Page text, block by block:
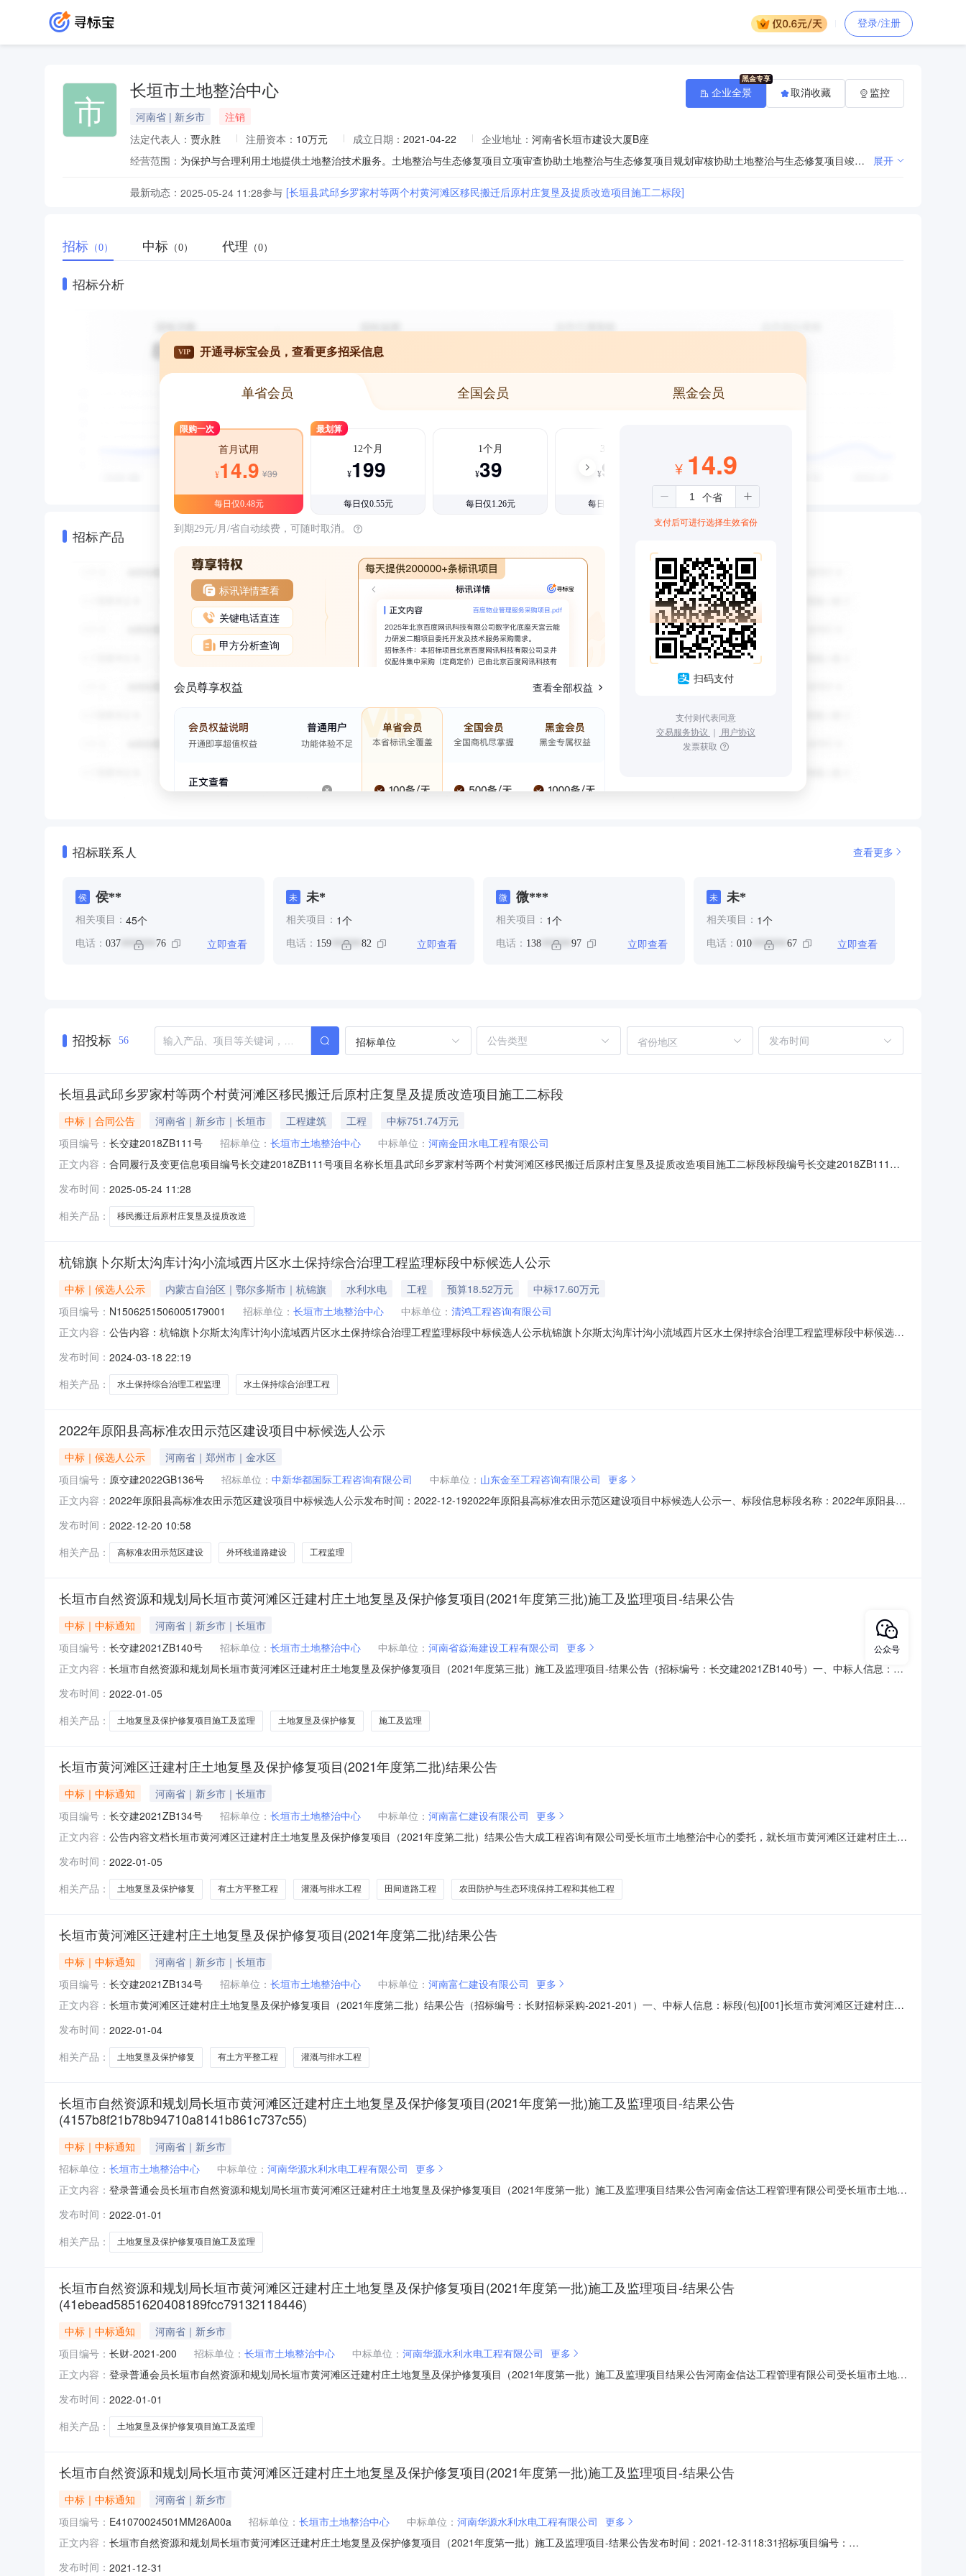
登录/注册
市 长垣市土地整治中心
河南省 | 新乡市
注销
法定代表人： 贾永胜 注册资本： 10万元 成立日期： 2021-04-22 企业地址： 河南省长垣市建设大厦B座
经营范围：
为保护与合理利用土地提供土地整治技术服务。土地整治与生态修复项目立项审查协助土地整治与生态修复项目规划审核协助土地整治与生态修复项目竣工验收土地整治节余指标登记统计土地整治项目专项资金管理与使用 展开
最新动态： 2025-05-24 11:28参与 [长垣县武邱乡罗家村等两个村黄河滩区移民搬迁后原村庄复垦及提质改造项目施工二标段]
企业全景 取消收藏 监控
招标 （0） 中标 （0） 代理 （0）
招标分析
招标产品
VIP 开通寻标宝会员，查看更多招采信息
单省会员 全国会员 黑金会员
限购一次
首月试用
¥14.9 ¥39
每日仅0.48元
最划算
12个月
¥199
每日仅0.55元
1个月
¥39
每日仅1.26元
3个月
¥99
每日仅1.08元
到期29元/月/省自动续费，可随时取消。
标讯详情查看
关键电话直连
甲方分析查询
会员尊享权益 查看全部权益
¥ 14.9
支付后可进行选择生效省份
扫码支付
支付则代表同意
交易服务协议 ｜ 用户协议
发票获取
招标联系人 查看更多
侯 侯**
相关项目： 45个
电话： 037 ******* 76 立即查看
未 未*
相关项目： 1个
电话： 159****** 82 立即查看
微 微***
相关项目： 1个
电话： 138 ****** 97 立即查看
未 未*
相关项目： 1个
电话： 010******* 67 立即查看
招投标 56 招标单位 省份地区
长垣县武邱乡罗家村等两个村黄河滩区移民搬迁后原村庄复垦及提质改造项目施工二标段
中标｜合同公告 河南省｜新乡市｜长垣市 工程建筑 工程
中标751.74万元
项目编号： 长交建2018ZB111号 招标单位： 长垣市土地整治中心 中标单位： 河南金田水电工程有限公司
正文内容： 合同履行及变更信息项目编号长交建2018ZB111号项目名称长垣县武邱乡罗家村等两个村黄河滩区移民搬迁后原村庄复垦及提质改造项目施工二标段标段编号长交建2018ZB111号
（元）7517431合同结算金额（元）7517431合同工期（天）*120实际工期（天）*120合同完成时间（天）*2019-05-2007:58:45项目验收时间*2019-06-300
发布时间： 2025-05-24 11:28
相关产品：
移民搬迁后原村庄复垦及提质改造
杭锦旗卜尔斯太沟库计沟小流域西片区水土保持综合治理工程监理标段中标候选人公示
中标｜候选人公示 内蒙古自治区｜鄂尔多斯市｜杭锦旗 水利水电 工程 预算18.52万元
中标17.60万元
项目编号： N1506251506005179001 招标单位： 长垣市土地整治中心 中标单位： 清鸿工程咨询有限公司
正文内容： 公告内容：杭锦旗卜尔斯太沟库计沟小流域西片区水土保持综合治理工程监理标段中标候选人公示杭锦旗卜尔斯太沟库计沟小流域西片区水土保持综合治理工程监理标段中标候选人
区水土保持综合治理工程招标项目编号N1506251506005179001标段（包）名称监理标段标段（包）编号N1506251506005179001002开标时间2024年03月14日09时00分开标地
发布时间： 2024-03-18 22:19
相关产品：
水土保持综合治理工程监理 水土保持综合治理工程
2022年原阳县高标准农田示范区建设项目中标候选人公示
中标｜候选人公示
河南省｜郑州市｜金水区
项目编号： 原交建2022GB136号 招标单位： 中新华都国际工程咨询有限公司 中标单位： 山东金至工程咨询有限公司 更多
正文内容： 2022年原阳县高标准农田示范区建设项目中标候选人公示发布时间：2022-12-192022年原阳县高标准农田示范区建设项目中标候选人公示一、标段信息标段名称：2022年原阳县高
名第二名第三名投标人名称中新华都国际工程咨询有限公司河南省立源工程管理有限公司中韵天隆工程集团有限公司投标报价/投标费率施工竣工结算价款的1.09%施工竣工结算价款
的1.
发布时间： 2022-12-20 10:58
相关产品：
高标准农田示范区建设 外环线道路建设 工程监理
长垣市自然资源和规划局长垣市黄河滩区迁建村庄土地复垦及保护修复项目(2021年度第三批)施工及监理项目-结果公告
中标｜中标通知
河南省｜新乡市｜长垣市
项目编号： 长交建2021ZB140号 招标单位： 长垣市土地整治中心 中标单位： 河南省焱海建设工程有限公司 更多
正文内容： 长垣市自然资源和规划局长垣市黄河滩区迁建村庄土地复垦及保护修复项目（2021年度第三批）施工及监理项目-结果公告（招标编号：长交建2021ZB140号）一、中标人信息：标
人：正昊能源设备防护安装工程有限公司中标价格：834.168003万元标段(包)[003]三标段：武丘乡项目区马寨村项目施工:中标人：河南国勋建设有限公司中标价格：4
发布时间： 2022-01-05
相关产品：
土地复垦及保护修复项目施工及监理 土地复垦及保护修复 施工及监理
长垣市黄河滩区迁建村庄土地复垦及保护修复项目(2021年度第二批)结果公告
中标｜中标通知
河南省｜新乡市｜长垣市
项目编号： 长交建2021ZB134号 招标单位： 长垣市土地整治中心 中标单位： 河南富仁建设有限公司 更多
正文内容： 公告内容文档长垣市黄河滩区迁建村庄土地复垦及保护修复项目（2021年度第二批）结果公告大成工程咨询有限公司受长垣市土地整治中心的委托，就长垣市黄河滩区迁建村庄土地
如下：一、招标人：长垣市土地整治中心二、项目名称：长垣市黄河滩区迁建村庄土地复垦及保护修复项目（2021年度第二批）三、项目编号：长交建2021ZB134号四、财政编
号：长财招标采购-2021-2
发布时间： 2022-01-05
相关产品：
土地复垦及保护修复 有土方平整工程 灌溉与排水工程 田间道路工程 农田防护与生态环境保持工程和其他工程
长垣市黄河滩区迁建村庄土地复垦及保护修复项目(2021年度第二批)结果公告
中标｜中标通知
河南省｜新乡市｜长垣市
项目编号： 长交建2021ZB134号 招标单位： 长垣市土地整治中心 中标单位： 河南富仁建设有限公司 更多
正文内容： 长垣市黄河滩区迁建村庄土地复垦及保护修复项目（2021年度第二批）结果公告（招标编号：长财招标采购-2021-201）一、中标人信息：标段(包)[001]长垣市黄河滩区迁建村庄土
（2021年度第二批）结果公告大成工程咨询有限公司受长垣市土地整治中心的委托，就长垣市黄河滩区迁建村庄土地复垦及保护修复项目（2021年度第二批）进行公开招标，按规
定程序
发布时间： 2022-01-04
相关产品：
土地复垦及保护修复 有土方平整工程 灌溉与排水工程
长垣市自然资源和规划局长垣市黄河滩区迁建村庄土地复垦及保护修复项目(2021年度第一批)施工及监理项目-结果公告
(4157b8f21b78b94710a8141b861c737c55)
中标｜中标通知
河南省｜新乡市
招标单位： 长垣市土地整治中心 中标单位： 河南华源水利水电工程有限公司 更多
正文内容： 登录普通会员长垣市自然资源和规划局长垣市黄河滩区迁建村庄土地复垦及保护修复项目（2021年度第一批）施工及监理项目结果公告河南金信达工程管理有限公司受长垣市土地整
标结果公示期已结束，经招标人定标后，现将本项目中标结果公布如下：一、招标人：长垣市土地整治中心二、项目名称：长垣市自然资源和规划局长垣市黄河滩区迁建村庄土地复
垦及保护修复项目（2021年度第一批）
发布时间： 2022-01-01
相关产品：
土地复垦及保护修复项目施工及监理
长垣市自然资源和规划局长垣市黄河滩区迁建村庄土地复垦及保护修复项目(2021年度第一批)施工及监理项目-结果公告
(41ebead5851620408189fcc79132118446)
中标｜中标通知
河南省｜新乡市
项目编号： 长财-2021-200 招标单位： 长垣市土地整治中心 中标单位： 河南华源水利水电工程有限公司 更多
正文内容： 登录普通会员长垣市自然资源和规划局长垣市黄河滩区迁建村庄土地复垦及保护修复项目（2021年度第一批）施工及监理项目结果公告河南金信达工程管理有限公司受长垣市土地整
标结果公示期已结束，经招标人定标后，现将本项目中标结果公布如下：一、招标人：长垣市土地整治中心二、项目名称：长垣市自然资源和规划局长垣市黄河滩区迁建村庄土地复
垦及保护修复项目（2021年度第一批）
发布时间： 2022-01-01
相关产品：
土地复垦及保护修复项目施工及监理
长垣市自然资源和规划局长垣市黄河滩区迁建村庄土地复垦及保护修复项目(2021年度第一批)施工及监理项目-结果公告
中标｜中标通知
河南省｜新乡市
项目编号： E41070024501MM26A00a 招标单位： 长垣市土地整治中心 中标单位： 河南华源水利水电工程有限公司 更多
正文内容： 长垣市自然资源和规划局长垣市黄河滩区迁建村庄土地复垦及保护修复项目（2021年度第一批）施工及监理项目-结果公告发布时间：2021-12-3118:31招标项目编号：
受长垣市土地整治中心的委托，就长垣市自然资源和规划局长垣市黄河滩区迁建村庄土地复垦及保护修复项目（2021年度第一批）施工及监理项目进行公开招标，按规定程序进行
发布时间： 2021-12-31
公众号